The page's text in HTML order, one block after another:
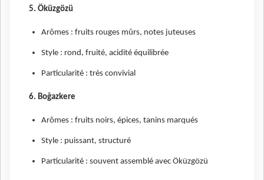
5. Öküzgözü
Arômes : fruits rouges mûrs, notes juteuses
Style : rond, fruité, acidité équilibrée
Particularité : très convivial
6. Boğazkere
Arômes : fruits noirs, épices, tanins marqués
Style : puissant, structuré
Particularité : souvent assemblé avec Öküzgözü